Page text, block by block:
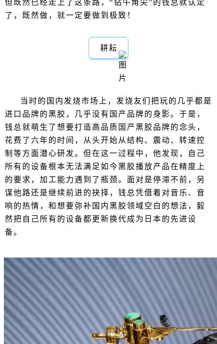
但既然已经走上了这条路，“钻牛角尖”的钱总就认定
了，既然做，就一定要做到极致！
耕耘
当时的国内发烧市场上，发烧友们把玩的几乎都是
进口品牌的黑胶，几乎没有国产品牌的身影。于是，
钱总就萌生了想要打造高品质国产黑胶品牌的念头，
花费了六年的时间，从头开始从结构、震动、转速控
制等方面潜心研发。但在这一过程中，他发现，自己
所有的设备根本无法满足如今黑胶播放产品在精度上
的要求，加工能力遇到了瓶颈。面对是停滞不前，另
谋他路还是继续前进的抉择，钱总凭借着对音乐、音
响的热情，和想要弥补国内黑胶领域空白的想法，毅
然把自己所有的设备都更新换代成为日本的先进设
备。